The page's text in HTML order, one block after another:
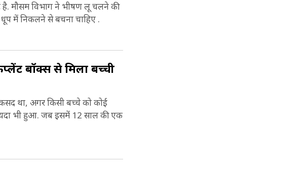
है. मौसम विभाग ने भीषण लू चलने की
में निकलने से बचना चाहिए .
बॉक्स से मिला बच्ची
था, अगर किसी बच्चे को कोई
भी हुआ. जब इसमें 12 साल की एक